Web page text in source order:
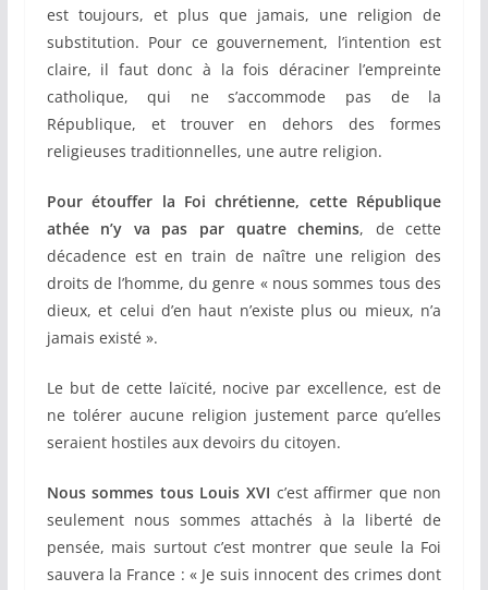
est toujours, et plus que jamais, une religion de
substitution. Pour ce gouvernement, l’intention est
claire, il faut donc à la fois déraciner l’empreinte
catholique, qui ne s’accommode pas de la
République, et trouver en dehors des formes
religieuses traditionnelles, une autre religion.
Pour étouffer la Foi chrétienne, cette République
athée n’y va pas par quatre chemins, de cette
décadence est en train de naître une religion des
droits de l’homme, du genre « nous sommes tous des
dieux, et celui d’en haut n’existe plus ou mieux, n’a
jamais existé ».
Le but de cette laïcité, nocive par excellence, est de
ne tolérer aucune religion justement parce qu’elles
seraient hostiles aux devoirs du citoyen.
Nous sommes tous Louis XVI c’est affirmer que non
seulement nous sommes attachés à la liberté de
pensée, mais surtout c’est montrer que seule la Foi
sauvera la France : « Je suis innocent des crimes dont